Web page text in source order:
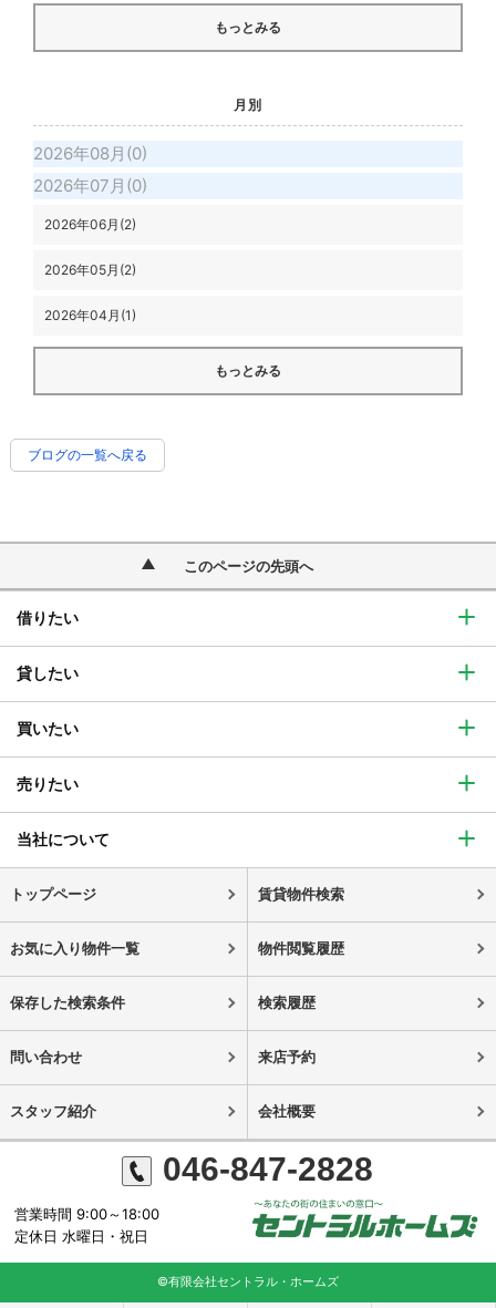
もっとみる
月別
2026年08月(0)
2026年07月(0)
2026年06月(2)
2026年05月(2)
2026年04月(1)
もっとみる
ブログの一覧へ戻る
このページの先頭へ
借りたい
貸したい
買いたい
売りたい
当社について
トップページ 賃貸物件検索
お気に入り物件一覧 物件閲覧履歴
保存した検索条件 検索履歴
問い合わせ 来店予約
スタッフ紹介 会社概要
046-847-2828
営業時間 9:00～18:00
定休日 水曜日・祝日
©有限会社セントラル・ホームズ